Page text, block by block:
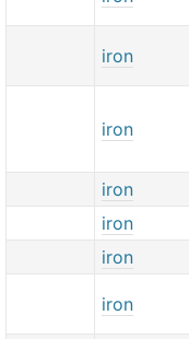
iron
iron
iron
iron
iron
iron